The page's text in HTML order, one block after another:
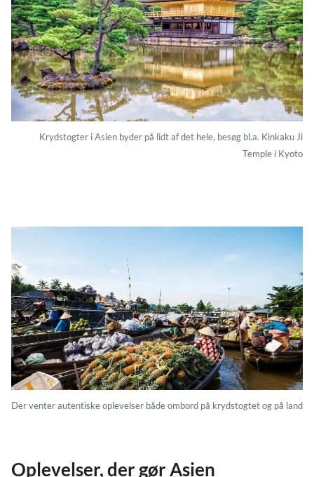
Krydstogter i Asien byder på lidt af det hele, besøg bl.a. Kinkaku Ji
Temple i Kyoto
Der venter autentiske oplevelser både ombord på krydstogtet og på land
Oplevelser, der gør Asien